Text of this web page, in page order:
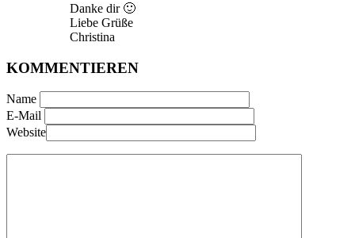
Danke dir 🙂
Liebe Grüße
Christina
KOMMENTIEREN
Name
E-Mail
Website